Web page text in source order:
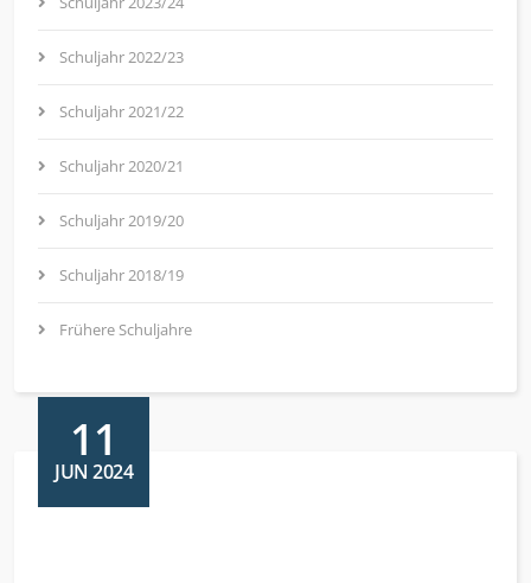
Schuljahr 2022/23
Schuljahr 2021/22
Schuljahr 2020/21
Schuljahr 2019/20
Schuljahr 2018/19
Frühere Schuljahre
11
JUN 2024